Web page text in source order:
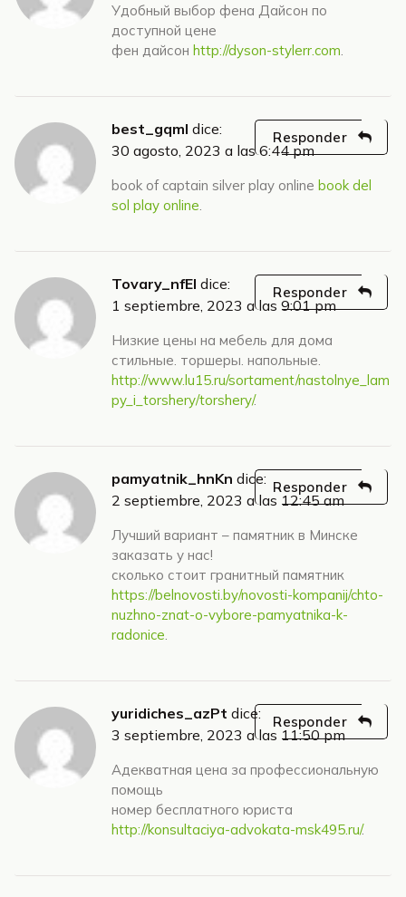
Удобный выбор фена Дайсон по
доступной цене
фен дайсон http://dyson-stylerr.com
best_gqml dice:
30 agosto, 2023 a las 6:44 pm
book of captain silver play online book del
sol play online
Responder
Tovary_nfEl dice:
1 septiembre, 2023 a las 9:01 pm
Низкие цены на мебель для дома
стильные. торшеры. напольные.
http://www.lu15.ru/sortament/nastolnye_lam
py_i_torshery/torshery/.
Responder
pamyatnik_hnKn dice:
2 septiembre, 2023 a las 12:45 am
Лучший вариант – памятник в Минске
заказать у нас!
сколько стоит гранитный памятник
https://belnovosti.by/novosti-kompanij/chto-
nuzhno-znat-o-vybore-pamyatnika-k-
radonice
Responder
yuridiches_azPt dice:
3 septiembre, 2023 a las 11:50 pm
Адекватная цена за профессиональную
помощь
номер бесплатного юриста
http://konsultaciya-advokata-msk495.ru/.
Responder